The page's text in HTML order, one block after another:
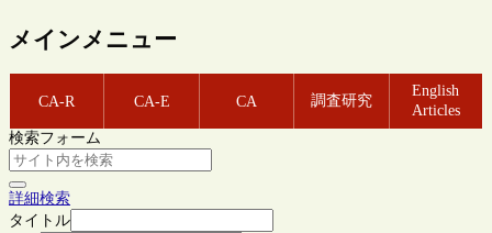
メインメニュー
CA-R CA-E CA 調査研究
English
Articles
検索フォーム
詳細検索
タイトル